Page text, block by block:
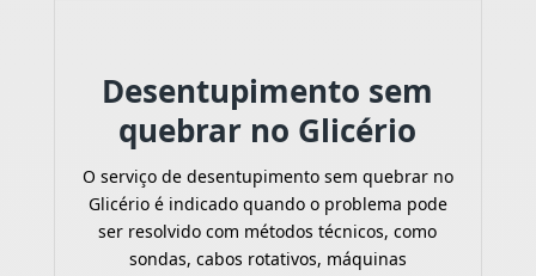
Desentupimento sem
quebrar no Glicério
O serviço de desentupimento sem quebrar no
Glicério é indicado quando o problema pode
ser resolvido com métodos técnicos, como
sondas, cabos rotativos, máquinas